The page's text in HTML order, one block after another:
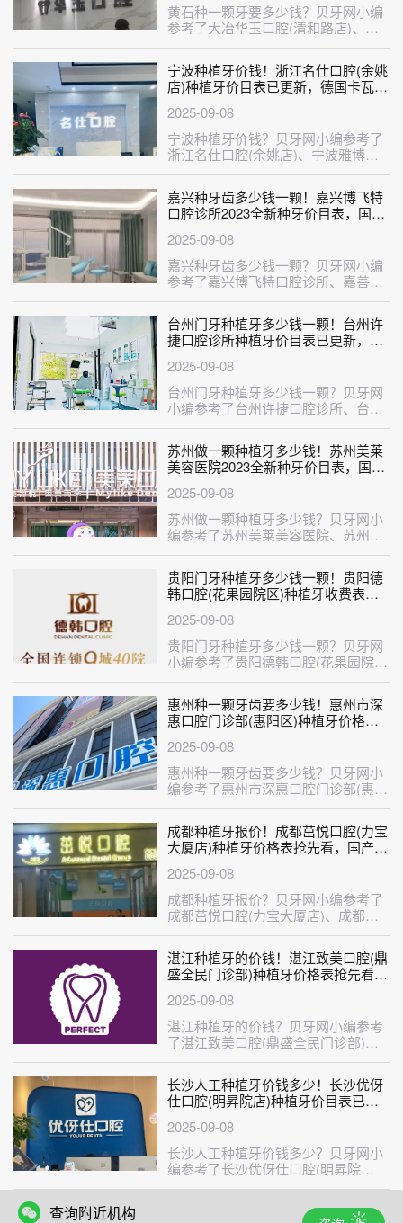
黄石种一颗牙要多少钱？贝牙网小编
参考了大冶华玉口腔(清和路店)、黄
石大冶捷康口腔诊所、黄石华玉口腔
(···
宁波种植牙价钱！浙江名仕口腔(余姚
店)种植牙价目表已更新，德国卡瓦
2025-09-08
宁波种植牙价钱？贝牙网小编参考了
浙江名仕口腔(余姚店)、宁波雅博仕
口腔、宁波美莱口腔、宁波好牙引领
口···
嘉兴种牙齿多少钱一颗！嘉兴博飞特
口腔诊所2023全新种牙价目表，国产
2025-09-08
嘉兴种牙齿多少钱一颗？贝牙网小编
参考了嘉兴博飞特口腔诊所、嘉善罗
星华众口腔、嘉兴金铂利口腔、平湖
麦芽···
台州门牙种植牙多少钱一颗！台州许
捷口腔诊所种植牙价目表已更新，德
颗！
2025-09-08
台州门牙种植牙多少钱一颗？贝牙网
小编参考了台州许捷口腔诊所、台州
三门周瑞伟口腔、台州玉环澍仁口
腔、台···
苏州做一颗种植牙多少钱！苏州美莱
美容医院2023全新种牙价目表，国产
2025-09-08
苏州做一颗种植牙多少钱？贝牙网小
编参考了苏州美莱美容医院、苏州牙
博士口腔(新区机构)、苏州美奥口腔
(···
贵阳门牙种植牙多少钱一颗！贵阳德
韩口腔(花果园院区)种植牙收费表公
元起/颗！
2025-09-08
贵阳门牙种植牙多少钱一颗？贝牙网
小编参考了贵阳德韩口腔(花果园院
区)、贵阳柏德口腔(世纪城分院)、贵
···
惠州种一颗牙齿要多少钱！惠州市深
惠口腔门诊部(惠阳区)种植牙价格表
2025-09-08
惠州种一颗牙齿要多少钱？贝牙网小
编参考了惠州市深惠口腔门诊部(惠阳
区)、惠州牙博士口腔(博罗店)、惠···
成都种植牙报价！成都茁悦口腔(力宝
大厦店)种植牙价格表抢先看，国产大
2025-09-08
成都种植牙报价？贝牙网小编参考了
成都茁悦口腔(力宝大厦店)、成都锦
官儿童口腔医院、成都圣贝牙科门诊
(···
湛江种植牙的价钱！湛江致美口腔(鼎
盛全民门诊部)种植牙价格表抢先看，
起/颗！
2025-09-08
湛江种植牙的价钱？贝牙网小编参考
了湛江致美口腔(鼎盛全民门诊部)、
湛江市珠江口腔医院(兴华店)、湛江
···
长沙人工种植牙价钱多少！长沙优伢
仕口腔(明昇院店)种植牙价目表已更
元起/颗！
2025-09-08
长沙人工种植牙价钱多少？贝牙网小
编参考了长沙优伢仕口腔(明昇院
店)、长沙县三度美口腔(斑马牙依丁
查询附近机构